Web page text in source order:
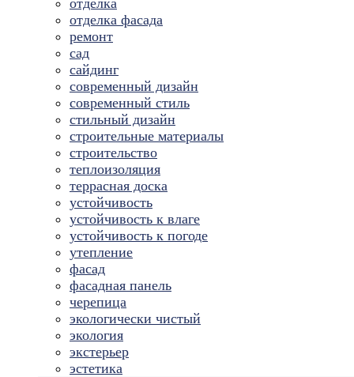
отделка
отделка фасада
ремонт
сад
сайдинг
современный дизайн
современный стиль
стильный дизайн
строительные материалы
строительство
теплоизоляция
террасная доска
устойчивость
устойчивость к влаге
устойчивость к погоде
утепление
фасад
фасадная панель
черепица
экологически чистый
экология
экстерьер
эстетика